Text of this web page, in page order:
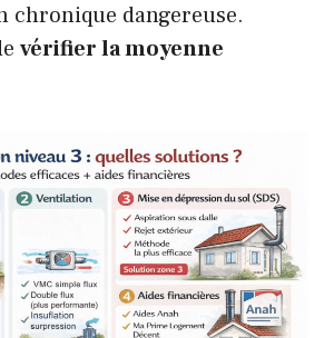
chronique dangereuse.
vérifier la moyenne